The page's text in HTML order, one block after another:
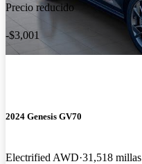
Precio reducido
-$3,001
2024 Genesis GV70
Electrified AWD 31,518 millas